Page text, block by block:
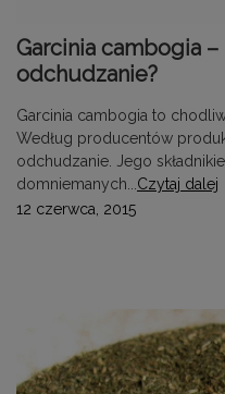
Garcinia cambogia
odchudzanie?
Garcinia cambogia to
Według producentów
odchudzanie. Jego
domniemanych... Czytaj dalej
12 czerwca, 2015